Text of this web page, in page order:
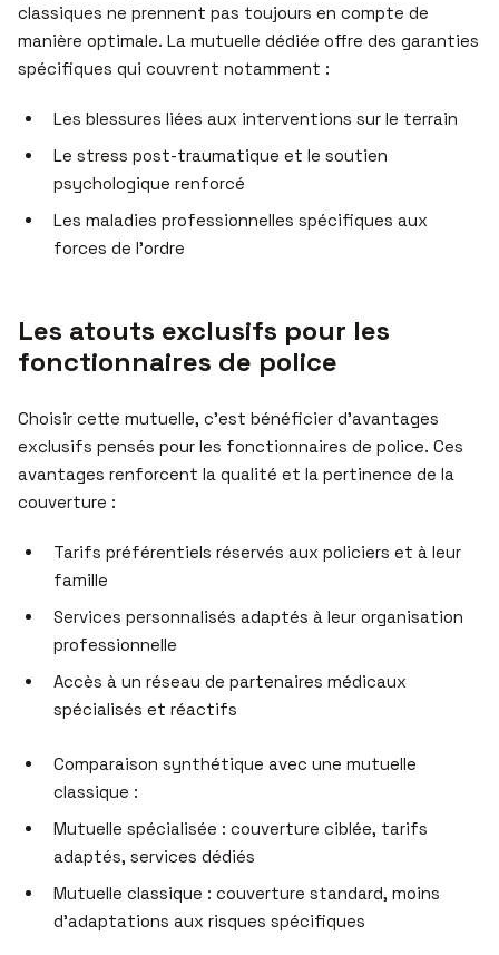
classiques ne prennent pas toujours en compte de
manière optimale. La mutuelle dédiée offre des garanties
spécifiques qui couvrent notamment :
Les blessures liées aux interventions sur le terrain
Le stress post-traumatique et le soutien
psychologique renforcé
Les maladies professionnelles spécifiques aux
forces de l’ordre
Les atouts exclusifs pour les
fonctionnaires de police
Choisir cette mutuelle, c’est bénéficier d’avantages
exclusifs pensés pour les fonctionnaires de police. Ces
avantages renforcent la qualité et la pertinence de la
couverture :
Tarifs préférentiels réservés aux policiers et à leur
famille
Services personnalisés adaptés à leur organisation
professionnelle
Accès à un réseau de partenaires médicaux
spécialisés et réactifs
Comparaison synthétique avec une mutuelle
classique :
Mutuelle spécialisée : couverture ciblée, tarifs
adaptés, services dédiés
Mutuelle classique : couverture standard, moins
d’adaptations aux risques spécifiques